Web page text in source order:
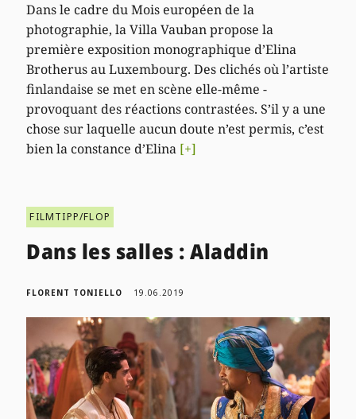
Dans le cadre du Mois européen de la
photographie, la Villa Vauban propose la
première exposition monographique d’Elina
Brotherus au Luxembourg. Des clichés où l’artiste
finlandaise se met en scène elle-même -
provoquant des réactions contrastées. S’il y a une
chose sur laquelle aucun doute n’est permis, c’est
bien la constance d’Elina [+]
FILMTIPP/FLOP
Dans les salles : Aladdin
FLORENT TONIELLO 19.06.2019